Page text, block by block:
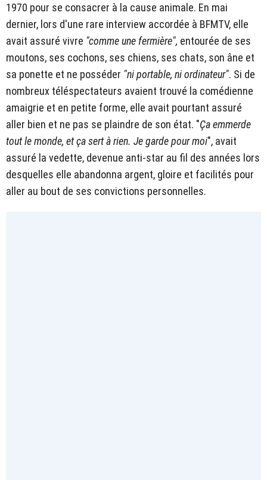
1970 pour se consacrer à la cause animale. En mai
dernier, lors d'une rare interview accordée à BFMTV, elle
avait assuré vivre "comme une fermière", entourée de ses
moutons, ses cochons, ses chiens, ses chats, son âne et
sa ponette et ne posséder "ni portable, ni ordinateur". Si de
nombreux téléspectateurs avaient trouvé la comédienne
amaigrie et en petite forme, elle avait pourtant assuré
aller bien et ne pas se plaindre de son état. "Ça emmerde
tout le monde, et ça sert à rien. Je garde pour moi", avait
assuré la vedette, devenue anti-star au fil des années lors
desquelles elle abandonna argent, gloire et facilités pour
aller au bout de ses convictions personnelles.